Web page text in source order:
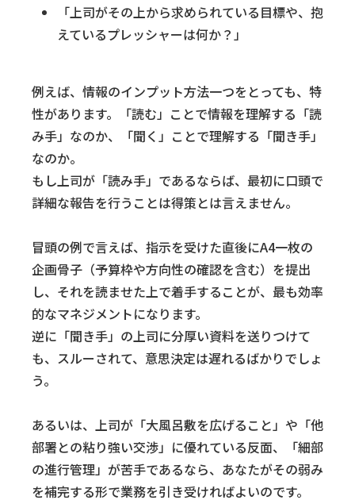
「上司がその上から求められている目標や、抱
えているプレッシャーは何か？」
例えば、情報のインプット方法一つをとっても、特
性があります。「読む」ことで情報を理解する「読
み手」なのか、「聞く」ことで理解する「聞き手」
なのか。
もし上司が「読み手」であるならば、最初に口頭で
詳細な報告を行うことは得策とは言えません。
冒頭の例で言えば、指示を受けた直後にA4一枚の
企画骨子（予算枠や方向性の確認を含む）を提出
し、それを読ませた上で着手することが、最も効率
的なマネジメントになります。
逆に「聞き手」の上司に分厚い資料を送りつけて
も、スルーされて、意思決定は遅れるばかりでしょ
う。
あるいは、上司が「大風呂敷を広げること」や「他
部署との粘り強い交渉」に優れている反面、「細部
の進行管理」が苦手であるなら、あなたがその弱み
を補完する形で業務を引き受ければよいのです。